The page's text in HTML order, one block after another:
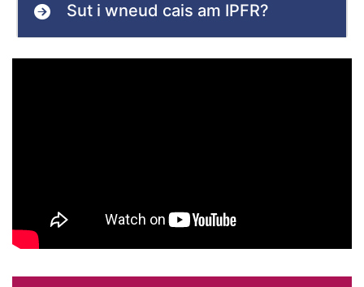
Sut i wneud cais am IPFR?